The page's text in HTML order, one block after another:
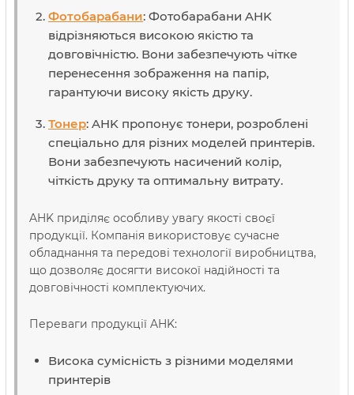
Фотобарабани: Фотобарабани AHK
відрізняються високою якістю та
довговічністю. Вони забезпечують чітке
перенесення зображення на папір,
гарантуючи високу якість друку.
Тонер: AHK пропонує тонери, розроблені
спеціально для різних моделей принтерів.
Вони забезпечують насичений колір,
чіткість друку та оптимальну витрату.
AHK приділяє особливу увагу якості своєї
продукції. Компанія використовує сучасне
обладнання та передові технології виробництва,
що дозволяє досягти високої надійності та
довговічності комплектуючих.
Переваги продукції AHK:
Висока сумісність з різними моделями
принтерів